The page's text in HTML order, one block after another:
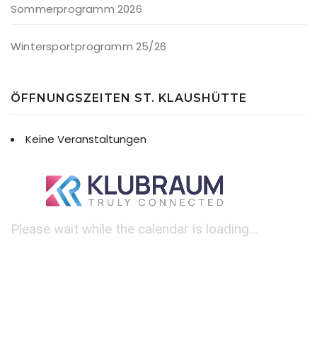
Sommerprogramm 2026
Wintersportprogramm 25/26
ÖFFNUNGSZEITEN ST. KLAUSHÜTTE
Keine Veranstaltungen